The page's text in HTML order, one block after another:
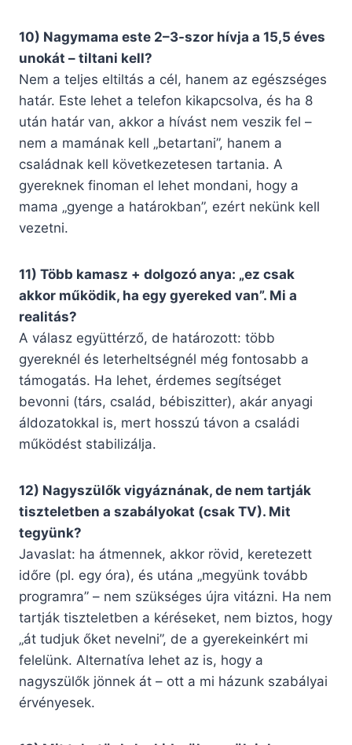
10) Nagymama este 2–3-szor hívja a 15,5 éves
unokát – tiltani kell?
Nem a teljes eltiltás a cél, hanem az egészséges
határ. Este lehet a telefon kikapcsolva, és ha 8
után határ van, akkor a hívást nem veszik fel –
nem a mamának kell „betartani”, hanem a
családnak kell következetesen tartania. A
gyereknek finoman el lehet mondani, hogy a
mama „gyenge a határokban”, ezért nekünk kell
vezetni.
11) Több kamasz + dolgozó anya: „ez csak
akkor működik, ha egy gyereked van”. Mi a
realitás?
A válasz együttérző, de határozott: több
gyereknél és leterheltségnél még fontosabb a
támogatás. Ha lehet, érdemes segítséget
bevonni (társ, család, bébiszitter), akár anyagi
áldozatokkal is, mert hosszú távon a családi
működést stabilizálja.
12) Nagyszülők vigyáznának, de nem tartják
tiszteletben a szabályokat (csak TV). Mit
tegyünk?
Javaslat: ha átmennek, akkor rövid, keretezett
időre (pl. egy óra), és utána „megyünk tovább
programra” – nem szükséges újra vitázni. Ha nem
tartják tiszteletben a kéréseket, nem biztos, hogy
„át tudjuk őket nevelni”, de a gyerekeinkért mi
felelünk. Alternatíva lehet az is, hogy a
nagyszülők jönnek át – ott a mi házunk szabályai
érvényesek.